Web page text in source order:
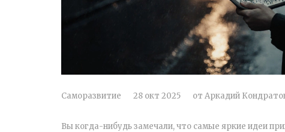
Саморазвитие 28 окт 2025 от Аркадий
Вы когда-нибудь замечали, что самые яркие идеи